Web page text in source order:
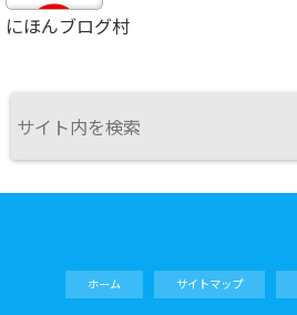
にほんブログ村
ホーム サイトマップ